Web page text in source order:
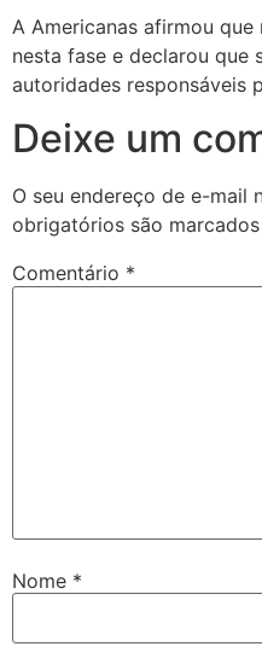
A Americanas afirmou
nesta fase e declarou que
autoridades responsáveis
Deixe um
O seu endereço de e-mail
obrigatórios são
Comentário *
Nome *